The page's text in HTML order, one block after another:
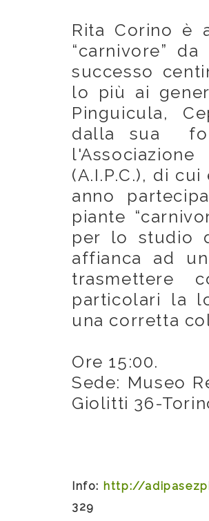
Rita Corino è
“carnivore”
successo
lo più ai
Pinguicula,
dalla sua
(A.I.P.C.), di
anno
piante
per lo studio
affianca ad
trasmettere
particolari la
una corretta
Ore 15:00.
Sede: Museo
Giolitti 36-
Info: http://
329